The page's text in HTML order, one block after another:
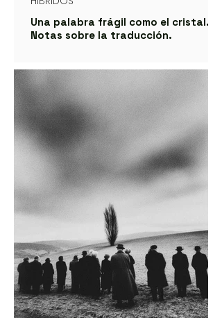
Una palabra frágil como el cristal.
Notas sobre la traducción.